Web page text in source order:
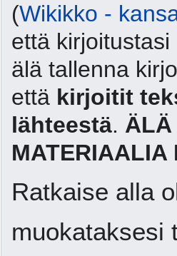
(Wikikko -
että
älä tallenna
että kirjoitit
lähteestä. ÄLÄ
MATERIAALIA
Ratkaise alla
muokataksesi